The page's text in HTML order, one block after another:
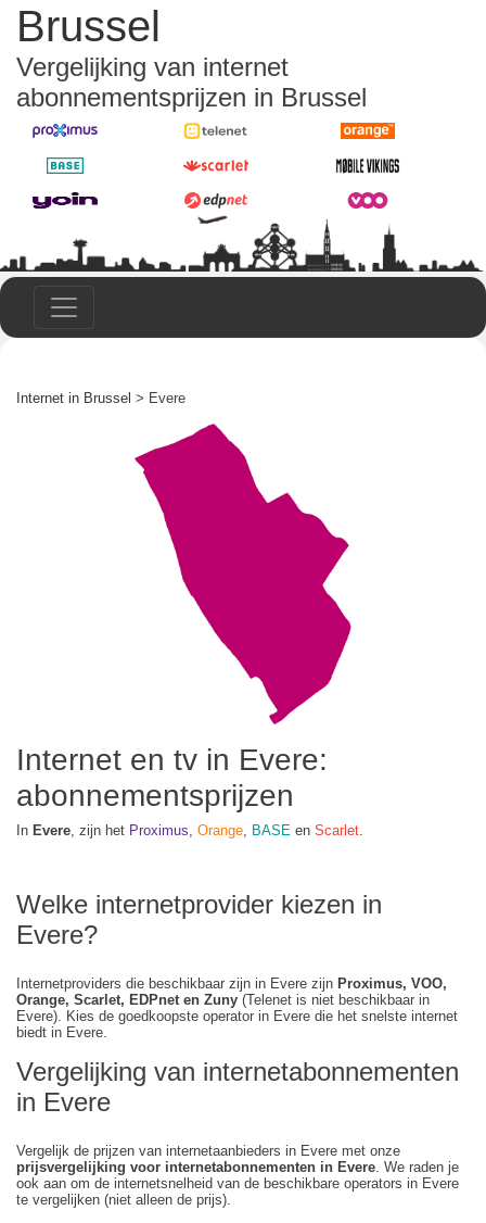
Brussel
Vergelijking van internet
abonnementsprijzen in Brussel
Internet in Brussel > Evere
Internet en tv in Evere:
abonnementsprijzen
In Evere, zijn het Proximus, Orange, BASE en Scarlet.
Welke internetprovider kiezen in
Evere?
Internetproviders die beschikbaar zijn in Evere zijn Proximus, VOO,
Orange, Scarlet, EDPnet en Zuny (Telenet is niet beschikbaar in
Evere). Kies de goedkoopste operator in Evere die het snelste internet
biedt in Evere.
Vergelijking van internetabonnementen
in Evere
Vergelijk de prijzen van internetaanbieders in Evere met onze
prijsvergelijking voor internetabonnementen in Evere. We raden je
ook aan om de internetsnelheid van de beschikbare operators in Evere
te vergelijken (niet alleen de prijs).